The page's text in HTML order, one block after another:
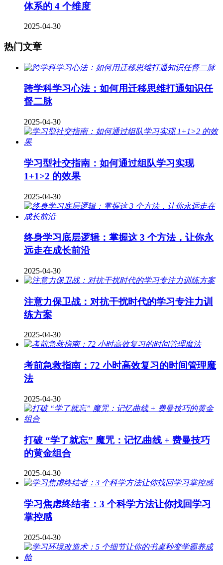
体系的 4 个维度
2025-04-30
热门文章
跨学科学习心法：如何用迁移思维打通知识任
督二脉
2025-04-30
学习型社交指南：如何通过组队学习实现
1+1>2 的效果
2025-04-30
终身学习底层逻辑：掌握这 3 个方法，让你永
远走在成长前沿
2025-04-30
注意力保卫战：对抗干扰时代的学习专注力训
练方案
2025-04-30
考前急救指南：72 小时高效复习的时间管理魔
法
2025-04-30
打破 “学了就忘” 魔咒：记忆曲线 + 费曼技巧
的黄金组合
2025-04-30
学习焦虑终结者：3 个科学方法让你找回学习
掌控感
2025-04-30